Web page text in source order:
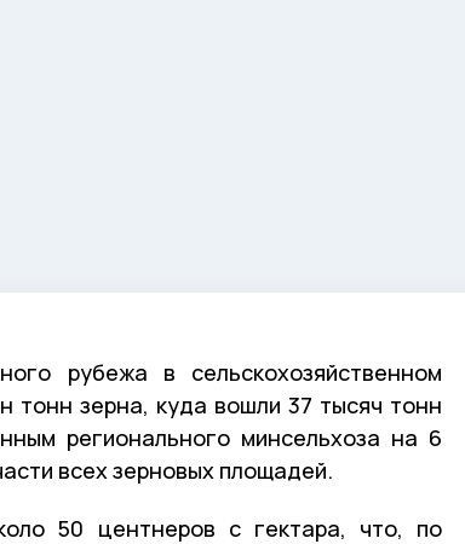
рубежа в сельскохозяйственном
тонн зерна, куда вошли 37 тысяч тонн
регионального минсельхоза на 6
всех зерновых площадей.
50 центнеров с гектара, что, по